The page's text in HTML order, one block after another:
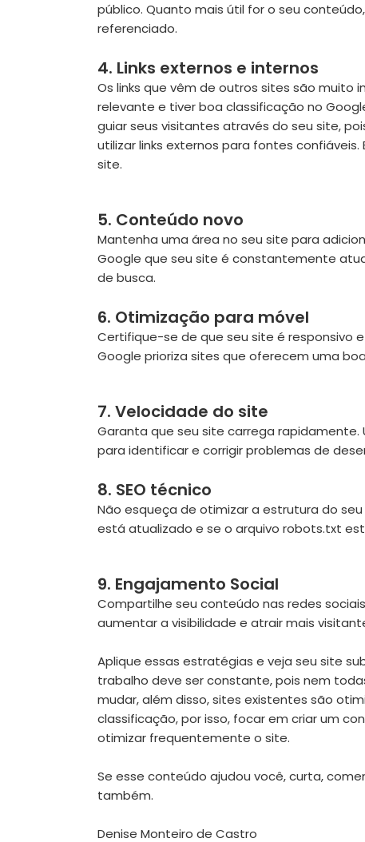
público. Quanto mais útil for o seu
referenciado.
Os links que vêm de outros sites são
relevante e tiver boa classificação no
guiar seus visitantes através do seu site,
utilizar links externos para fontes
site.
4. Links externos e internos
5. Conteúdo novo
Mantenha uma área no seu site para
Google que seu site é constantemente
de busca.
Certifique-se de que seu site é responsivo
Google prioriza sites que oferecem uma
6. Otimização para móvel
7. Velocidade do site
Garanta que seu site carrega
para identificar e corrigir problemas de
Não esqueça de otimizar a estrutura do
está atualizado e se o arquivo robots.txt
8. SEO técnico
9. Engajamento Social
Compartilhe seu conteúdo nas redes
aumentar a visibilidade e atrair mais
Aplique essas estratégias e veja seu site
trabalho deve ser constante, pois nem
mudar, além disso, sites existentes são
classificação, por isso, focar em criar um
otimizar frequentemente o site.
Se esse conteúdo ajudou você, curta,
também.
Denise Monteiro de Castro